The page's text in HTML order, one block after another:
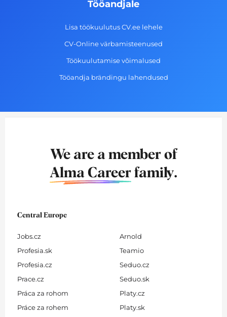
Tööandjale
Lisa töökuulutus CV.ee lehele
CV-Online värbamisteenused
Töökuulutamise võimalused
Tööandja brändingu lahendused
We are a member of
Alma Career family.
Central Europe
Jobs.cz
Profesia.sk
Profesia.cz
Prace.cz
Práca za rohom
Práce za rohem
Arnold
Teamio
Seduo.cz
Seduo.sk
Platy.cz
Platy.sk